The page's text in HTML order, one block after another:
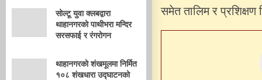
सोल्टू युवा क्लबद्वारा
थाहानगरको पाथीभरा मन्दिर
सरसफाई र रंगरोगन
थाहानगरको शंखमूलमा निर्मित
१०८ शंखधारा उद्घाटनको
समेत तालिम र